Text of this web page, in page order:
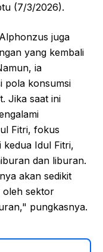
(7/3/2026).
juga
yang kembali
ia
pola konsumsi
Jika saat ini
Fitri, fokus
kedua Idul Fitri,
dan liburan.
akan sedikit
oleh sektor
pungkasnya.